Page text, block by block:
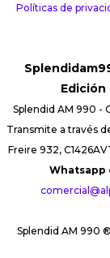
Políticas de
Edición
Splendid AM 990 -
Transmite a través
Freire 932,
Whatsapp
Splendid AM 990